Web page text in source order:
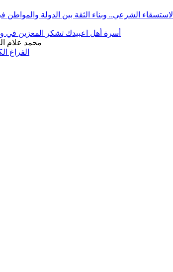
الاستسقاء الشرعي.. وبناء الثقة بين الدولة
أسرة أهل اعبيدك تشكر المعزين في
الفراغ